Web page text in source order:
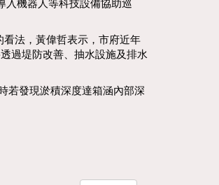
入機器人等科技設備協助巡
法，黃偉哲表示，市府近年
過堤防改善、抽水設施及排水
若發現淤積深度達箱涵內部深